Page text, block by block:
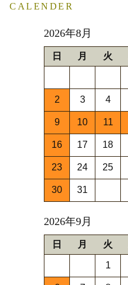
CALENDER
2026年8月
日 月 火
2 3 4
9 10 11
16 17 18
23 24 25
30 31
2026年9月
日 月 火
1